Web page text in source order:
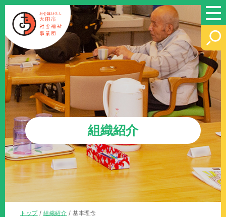
このページの本文へ
組織紹介
現
トップ/組織紹介 /基本理念